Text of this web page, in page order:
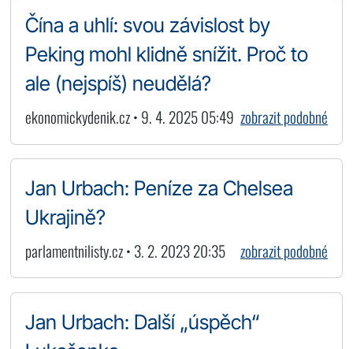
Čína a uhlí: svou závislost by
Peking mohl klidně snížit. Proč to
ale (nejspíš) neudělá?
ekonomickydenik.cz • 9. 4. 2025 05:49 zobrazit podobné
Jan Urbach: Peníze za Chelsea
Ukrajině?
parlamentnilisty.cz • 3. 2. 2023 20:35 zobrazit podobné
Jan Urbach: Další „úspěch“